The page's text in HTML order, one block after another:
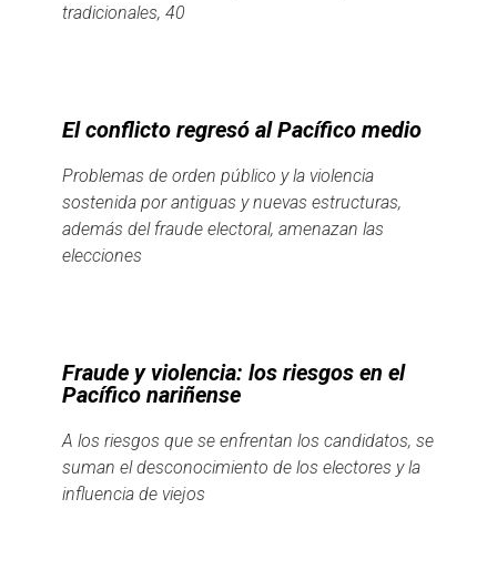
tradicionales, 40
El conflicto regresó al Pacífico medio
Problemas de orden público y la violencia
sostenida por antiguas y nuevas estructuras,
además del fraude electoral, amenazan las
elecciones
Fraude y violencia: los riesgos en el
Pacífico nariñense
A los riesgos que se enfrentan los candidatos, se
suman el desconocimiento de los electores y la
influencia de viejos